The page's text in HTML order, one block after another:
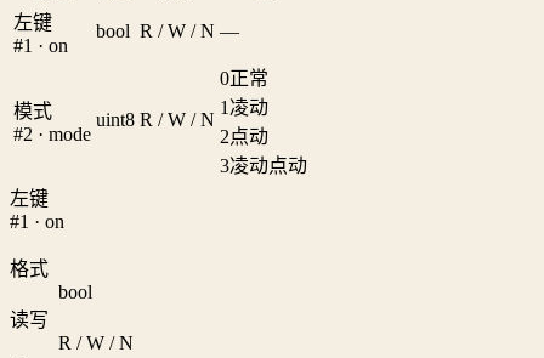
左键
#1 · on
bool R / W / N —
模式
#2 · mode
uint8 R / W / N
0正常
1 凌动
2点动
3凌动点动
左键
#1 · on
格式
bool
读写
R / W / N